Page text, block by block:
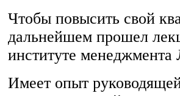
Чтобы повысить свой
дальнейшем прошел
институте
Имеет опыт